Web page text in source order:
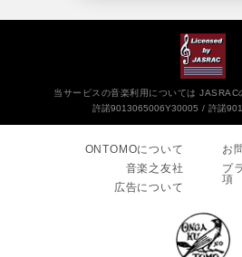
当サービスの音楽利用については JASRAC
許諾9013065006Y30005
許諾
ONTOMOについて
音楽之友社
広告について
お
プ
項